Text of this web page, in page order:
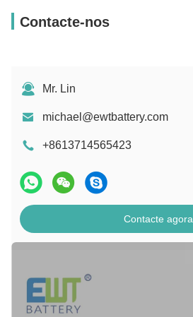
Contacte-nos
Mr. Lin
michael@ewtbattery.com
+8613714565423
Contacte agora